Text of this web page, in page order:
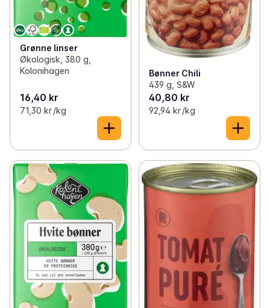
Grønne linser
Økologisk, 380 g,
Kolonihagen
16,40 kr
71,30 kr /kg
Bønner Chili
439 g, S&W
40,80 kr
92,94 kr /kg